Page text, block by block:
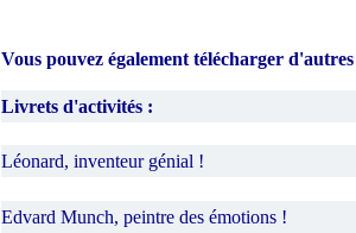
Vous pouvez également télécharger
Livrets d'activités :
Léonard, inventeur génial !
Edvard Munch, peintre des émotions !